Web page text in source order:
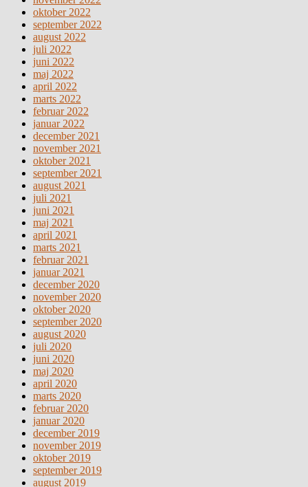
oktober 2022
september 2022
august 2022
juli 2022
juni 2022
maj 2022
april 2022
marts 2022
februar 2022
januar 2022
december 2021
november 2021
oktober 2021
september 2021
august 2021
juli 2021
juni 2021
maj 2021
april 2021
marts 2021
februar 2021
januar 2021
december 2020
november 2020
oktober 2020
september 2020
august 2020
juli 2020
juni 2020
maj 2020
april 2020
marts 2020
februar 2020
januar 2020
december 2019
november 2019
oktober 2019
september 2019
august 2019